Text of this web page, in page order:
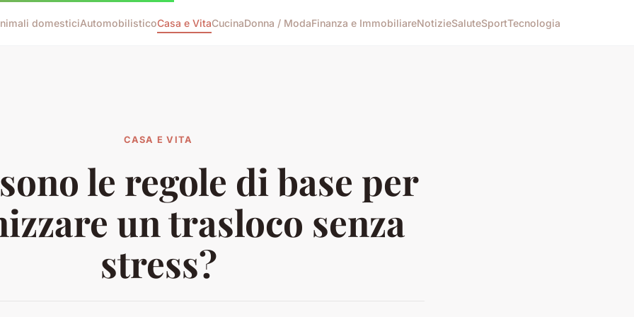
domesticiAutomobilisticoCasa e VitaCucinaDonna / ModaFinanza e ImmobiliareNotizieSaluteSportTecnologia
CASA E VITA
le regole di base per
un trasloco senza
stress?